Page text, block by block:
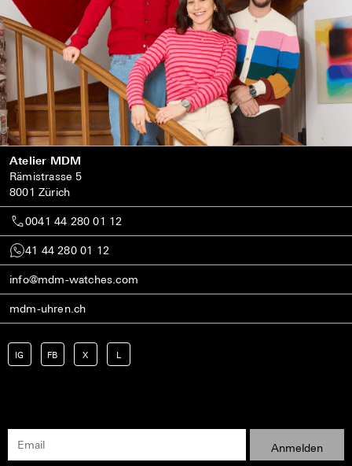
Atelier MDM
Rämistrasse 5
8001 Zürich
0041 44 280 01 12
41 44 280 01 12
info@mdm-watches.com
mdm-uhren.ch
IG FB X L